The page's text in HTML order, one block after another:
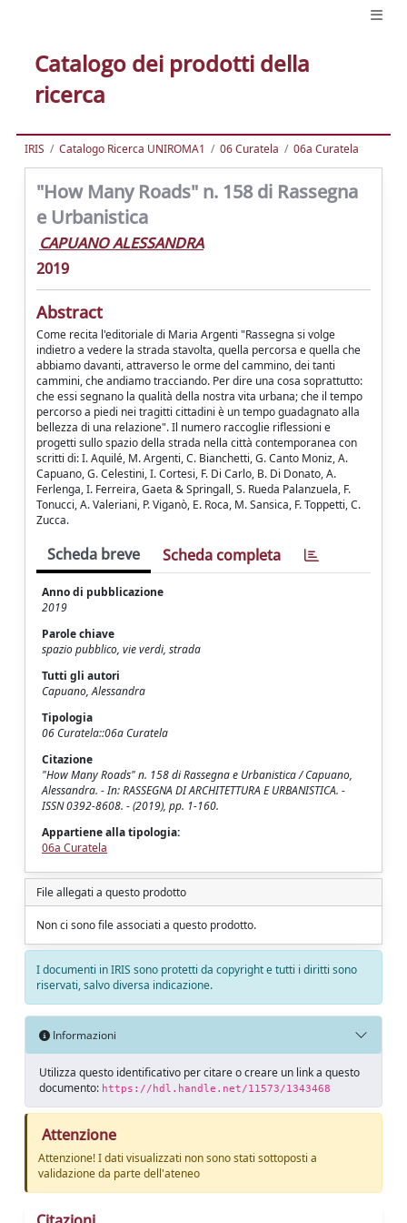
Catalogo dei prodotti della
ricerca
IRIS Catalogo Ricerca UNIROMA1 06 Curatela 06a Curatela
"How Many Roads" n. 158 di Rassegna
e Urbanistica
CAPUANO ALESSANDRA
2019
Abstract
Come recita l'editoriale di Maria Argenti "Rassegna si volge
indietro a vedere la strada stavolta, quella percorsa e quella che
abbiamo davanti, attraverso le orme del cammino, dei tanti
cammini, che andiamo tracciando. Per dire una cosa soprattutto:
che essi segnano la qualità della nostra vita urbana; che il tempo
percorso a piedi nei tragitti cittadini è un tempo guadagnato alla
bellezza di una relazione". Il numero raccoglie riflessioni e
progetti sullo spazio della strada nella città contemporanea con
scritti di: I. Aquilé, M. Argenti, C. Bianchetti, G. Canto Moniz, A.
Capuano, G. Celestini, I. Cortesi, F. Di Carlo, B. Di Donato, A.
Ferlenga, I. Ferreira, Gaeta & Springall, S. Rueda Palanzuela, F.
Tonucci, A. Valeriani, P. Viganò, E. Roca, M. Sansica, F. Toppetti, C.
Zucca.
Scheda breve Scheda completa
Anno di pubblicazione
2019
Parole chiave
spazio pubblico, vie verdi, strada
Tutti gli autori
Capuano, Alessandra
Tipologia
06 Curatela::06a Curatela
Citazione
"How Many Roads" n. 158 di Rassegna e Urbanistica / Capuano,
Alessandra. - In: RASSEGNA DI ARCHITETTURA E URBANISTICA. -
ISSN 0392-8608. - (2019), pp. 1-160.
Appartiene alla tipologia:
06a Curatela
File allegati a questo prodotto
Non ci sono file associati a questo prodotto.
I documenti in IRIS sono protetti da copyright e tutti i diritti sono
riservati, salvo diversa indicazione.
Informazioni
Utilizza questo identificativo per citare o creare un link a questo
documento: https://hdl.handle.net/11573/1343468
Attenzione
Attenzione! I dati visualizzati non sono stati sottoposti a
validazione da parte dell'ateneo